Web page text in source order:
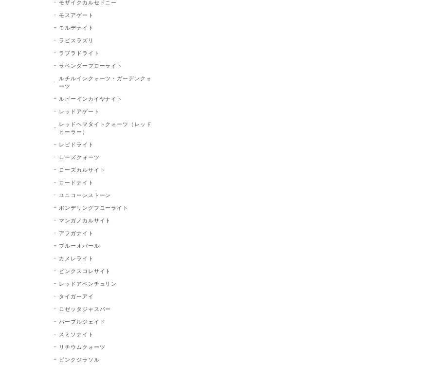
モザイクカルセドニー
モスアゲート
モルデナイト
ラピスラズリ
ラブラドライト
ラベンダーフローライト
ルチルインクォーツ・ガーデンクォ
ーツ
ルビーインカイヤナイト
レッドアゲート
レッドヘマタイトクォーツ（レッド
ヒーラー）
レピドライト
ローズクォーツ
ローズカルサイト
ロードナイト
ユニコーンストーン
ポンデリングフローライト
マンガノカルサイト
アフガナイト
ブルーオパール
カメレライト
ピンクスコレサイト
レッドアベンチュリン
タイガーアイ
ロゼッタジャスパー
パープルジェイド
スミソナイト
リチウムクォーツ
ピンクジラソル